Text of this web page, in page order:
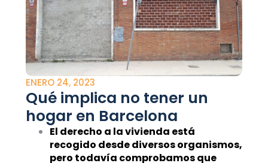
ENERO 24, 2023
Qué implica no tener un
hogar en Barcelona
El derecho a la vivienda está
recogido desde diversos organismos,
pero todavía comprobamos que